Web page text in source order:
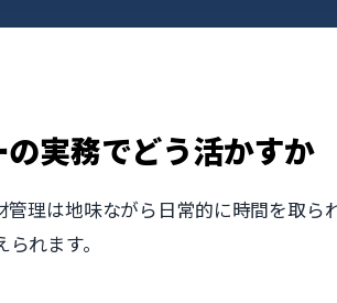
実務でどう活かすか
管理は地味ながら日常的に時間を取ら
れます。